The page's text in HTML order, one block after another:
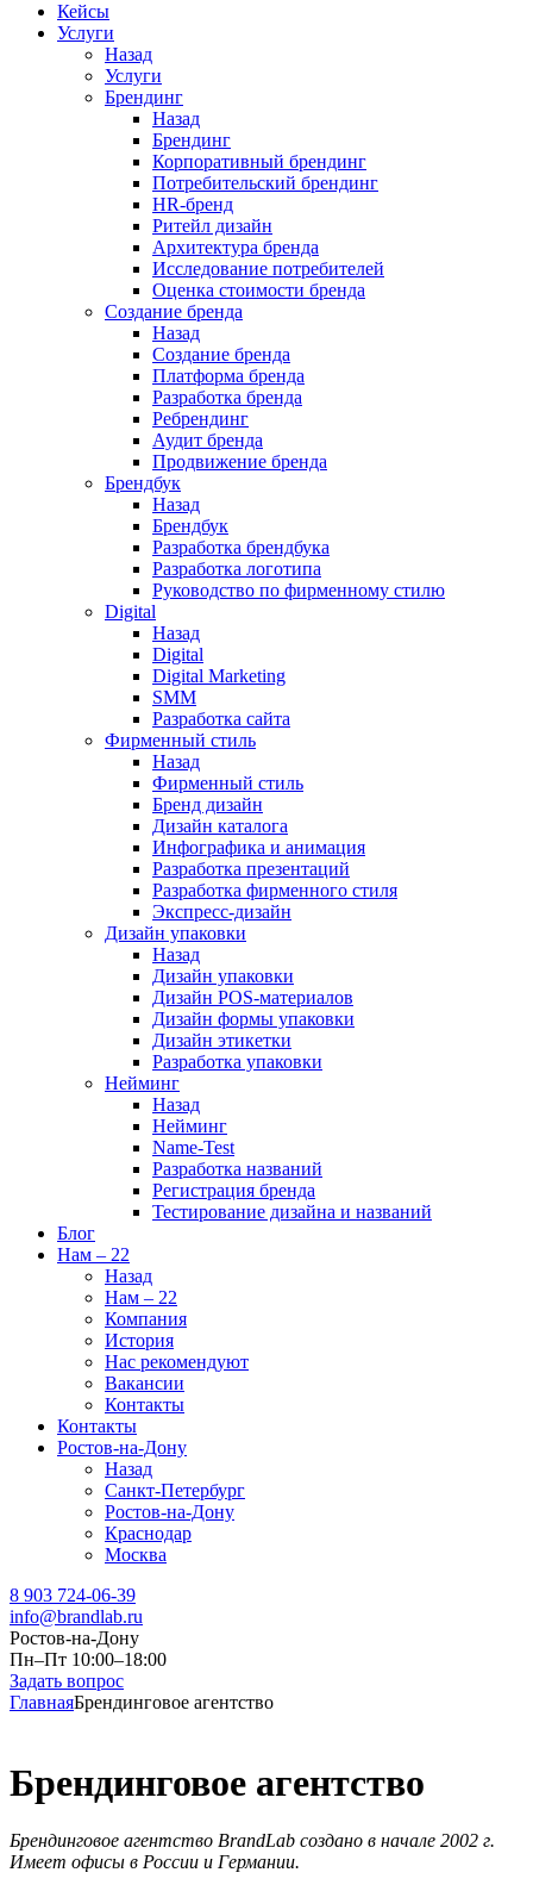
Кейсы
Услуги
Назад
Услуги
Брендинг
Назад
Брендинг
Корпоративный брендинг
Потребительский брендинг
НR-бренд
Ритейл дизайн
Архитектура бренда
Исследование потребителей
Оценка стоимости бренда
Создание бренда
Назад
Создание бренда
Платформа бренда
Разработка бренда
Ребрендинг
Аудит бренда
Продвижение бренда
Брендбук
Назад
Брендбук
Разработка брендбука
Разработка логотипа
Руководство по фирменному стилю
Digital
Назад
Digital
Digital Marketing
SMM
Разработка сайта
Фирменный стиль
Назад
Фирменный стиль
Бренд дизайн
Дизайн каталога
Инфографика и анимация
Разработка презентаций
Разработка фирменного стиля
Экспресс-дизайн
Дизайн упаковки
Назад
Дизайн упаковки
Дизайн POS-материалов
Дизайн формы упаковки
Дизайн этикетки
Разработка упаковки
Нейминг
Назад
Нейминг
Name-Test
Разработка названий
Регистрация бренда
Тестирование дизайна и названий
Блог
Нам – 22
Назад
Нам – 22
Компания
История
Нас рекомендуют
Вакансии
Контакты
Контакты
Ростов-на-Дону
Назад
Санкт-Петербург
Ростов-на-Дону
Краснодар
Москва
8 903 724-06-39
info@brandlab.ru
Ростов-на-Дону
Пн–Пт 10:00–18:00
Задать вопрос
ГлавнаяБрендинговое агентство
Брендинговое агентство
Брендинговое агентство BrandLab создано в начале 2002 г.
Имеет офисы в России и Германии.